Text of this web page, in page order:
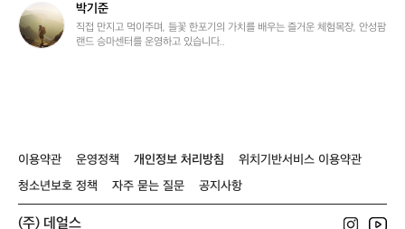
박
기
준
박기준
직접 만지고 먹이주며, 들꽃 한포기의 가치를 배우는 즐거운 체험목장, 안성팜
랜드 승마센터를 운영하고 있습니다..
이용약관 운영정책 개인정보 처리방침
위치기반서비스 이용약관
청소년보호 정책
자주 묻는 질문 공지사항
(주) 데얼스